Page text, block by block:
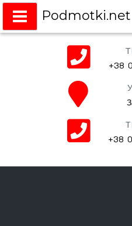
Podmotki.net
Подмотки на
+38
+38